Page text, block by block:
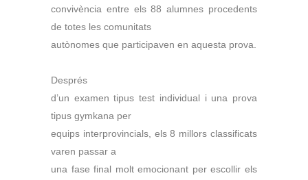
convivència entre els 88 alumnes procedents
de totes les comunitats
autònomes que participaven en aquesta prova.
Després
d’un examen tipus test individual i una prova
tipus gymkana per
equips interprovincials, els 8 millors classificats
varen passar a
una fase final molt emocionant per escollir els